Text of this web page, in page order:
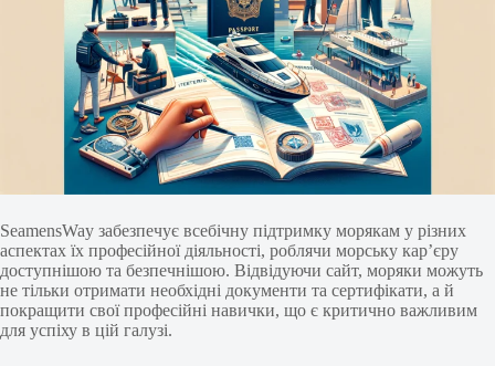
SeamensWay забезпечує всебічну підтримку морякам у різних
аспектах їх професійної діяльності, роблячи морську кар’єру
доступнішою та безпечнішою. Відвідуючи сайт, моряки можуть
не тільки отримати необхідні документи та сертифікати, а й
покращити свої професійні навички, що є критично важливим
для успіху в цій галузі.